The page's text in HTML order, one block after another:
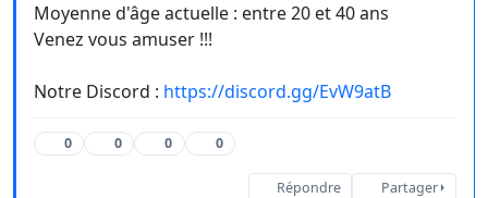
Moyenne d'âge actuelle : entre 20 et 40 ans
Venez vous amuser !!!
Notre Discord : https://discord.gg/EvW9atB
0 0 0 0
Répondre Partager